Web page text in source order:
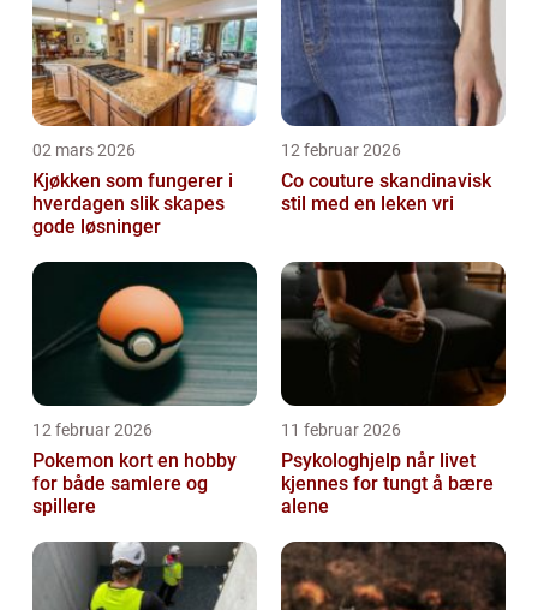
02 mars 2026
Kjøkken som fungerer i
hverdagen slik skapes
gode løsninger
12 februar 2026
Co couture skandinavisk
stil med en leken vri
12 februar 2026
Pokemon kort en hobby
for både samlere og
spillere
11 februar 2026
Psykologhjelp når livet
kjennes for tungt å bære
alene